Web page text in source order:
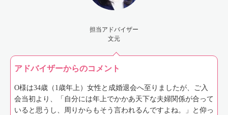
担当アドバイザー
文元
アドバイザーからのコメント
O様は34歳（1歳年上）女性と成婚退会へ至りましたが、ご入
会当初より、「自分には年上でかかあ天下な夫婦関係が合って
いると思うし、周りからもそう言われるんですよね。」と仰っ